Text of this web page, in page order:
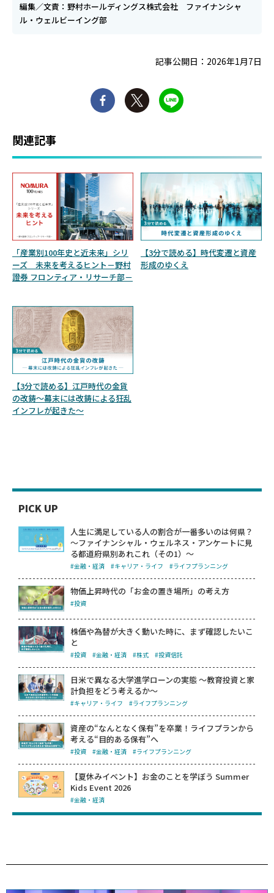
編集／文責：野村ホールディングス株式会社 ファイナンシャ
ル・ウェルビーイング部
記事公開日：2026年1月7日
関連記事
「産業別100年史と近未来」シリ
ーズ 未来を考えるヒント－野村
證券 フロンティア・リサーチ部－
【3分で読める】時代変遷と資産
形成のゆくえ
【3分で読める】江戸時代の金貨
の改鋳～幕末には改鋳による狂乱
インフレが起きた～
PICK UP
人生に満足している人の割合が一番多いのは何県？
～ファイナンシャル・ウェルネス・アンケートに見
る都道府県別あれこれ（その1）～
#金融・経済 #キャリア・ライフ #ライフプランニング
物価上昇時代の「お金の置き場所」の考え方
#投資
株価や為替が大きく動いた時に、まず確認したいこ
と
#投資 #金融・経済 #株式 #投資信託
日米で異なる大学進学ローンの実態 ～教育投資と家
計負担をどう考えるか～
#キャリア・ライフ #ライフプランニング
資産の“なんとなく保有”を卒業！ライフプランから
考える“目的ある保有”へ
#投資 #金融・経済 #ライフプランニング
【夏休みイベント】お金のことを学ぼう Summer
Kids Event 2026
#金融・経済